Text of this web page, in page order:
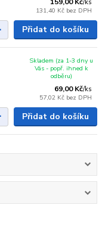
159,00 Kč/ks
131,40 Kč bez DPH
Přidat do košíku
69,00 Kč/ks
57,02 Kč bez DPH
Skladem (za 1-3 dny u
Vás - popř. ihned k
odběru)
Přidat do košíku